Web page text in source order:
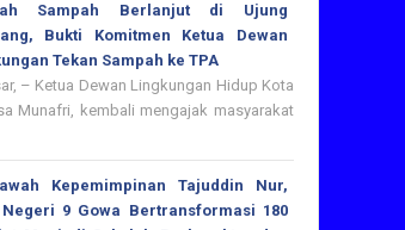
Sampah Berlanjut di Ujung
Bukti Komitmen Ketua Dewan
Tekan Sampah ke TPA
– Ketua Dewan Lingkungan Hidup Kota
Munafri, kembali mengajak masyarakat
Kepemimpinan Tajuddin Nur,
Negeri 9 Gowa Bertransformasi 180